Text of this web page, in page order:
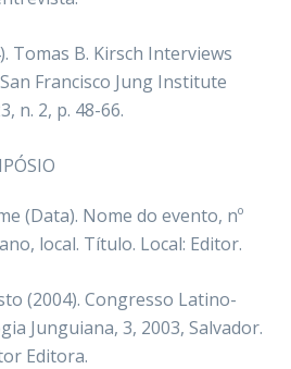
Tomas B. Kirsch Interviews
Francisco Jung Institute
n. 2, p. 48-66.
(Data). Nome do evento, nº
local. Título. Local: Editor.
(2004). Congresso Latino-
Junguiana, 3, 2003, Salvador.
Editora.